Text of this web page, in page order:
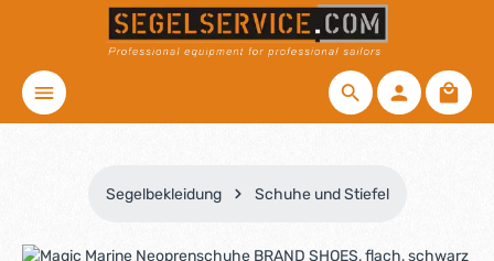
Zum Hauptinhalt springen
Segelbekleidung Schuhe und Stiefel
Bildergalerie überspringen